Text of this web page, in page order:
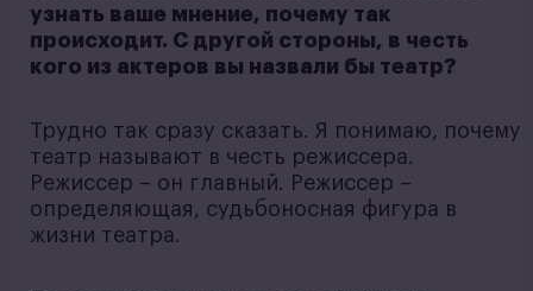
узнать ваше мнение, почему так
происходит. С другой стороны, в честь
кого из актеров вы назвали бы театр?
Трудно так сразу сказать. Я понимаю, почему
театр называют в честь режиссера.
Режиссер – он главный. Режиссер –
определяющая, судьбоносная фигура в
жизни театра.